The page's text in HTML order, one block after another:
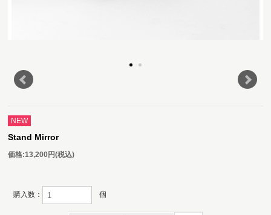
NEW
Stand Mirror
価格:13,200円(税込)
購入数： 個